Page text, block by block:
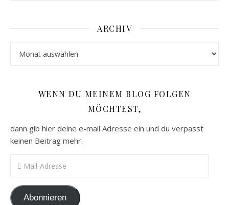
ARCHIV
WENN DU MEINEM BLOG FOLGEN
MÖCHTEST,
dann gib hier deine e-mail Adresse ein und du verpasst
keinen Beitrag mehr.
Abonnieren